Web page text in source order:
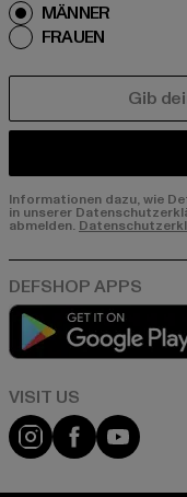
MÄNNER
FRAUEN
Informationen dazu, wie
in unserer
abmelden.
Visit ourVisit our
Visit